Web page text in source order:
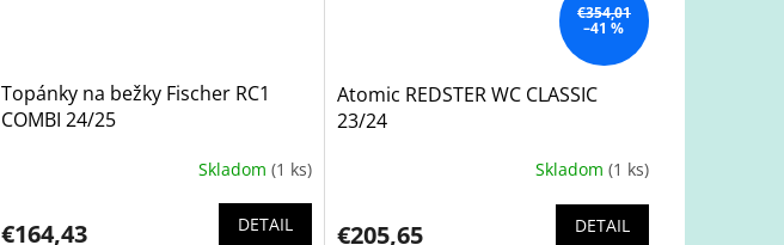
Topánky na bežky Fischer RC1
COMBI 24/25
Skladom (1 ks)
€164,43 DETAIL
€354,01
–41 %
Atomic REDSTER WC CLASSIC
23/24
Skladom (1 ks)
€205,65 DETAIL